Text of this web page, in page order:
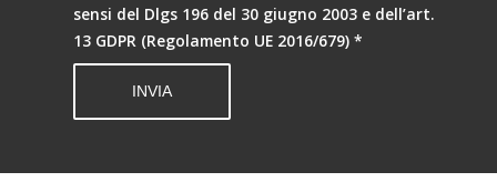
sensi del Dlgs 196 del 30 giugno 2003 e dell’art.
13 GDPR (Regolamento UE 2016/679) *